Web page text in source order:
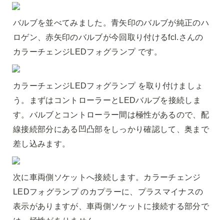
バルブを並べてみました。青矢印のバルブが純正のハ
ロゲン、赤矢印のバルブが今回取り付けるfcl.さんの
カラーチェンジLEDフォグランプ です。
カラーチェンジLEDフォグランプ を取り付けましょ
う。まずはコントローラーとLEDバルブを接続しま
す。バルブとコントローラー間は極性があるので、配
線接続部分にある凹凸部をしっかり確認して、奥まで
差し込みます。
次に車両側ソケットへ接続します。カラーチェンジ
LEDフォグランプ のカプラーに、プラスマイナスの
表示がありますが、車両側ソケットに接続する部分で